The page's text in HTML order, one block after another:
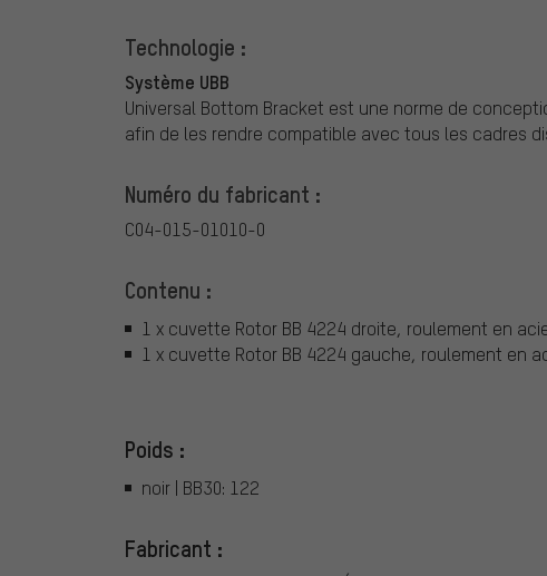
Technologie :
Système UBB
Universal Bottom Bracket est une norme de
afin de les rendre compatible avec tous les cadres
Numéro du fabricant :
C04-015-01010-0
Contenu :
1 x cuvette Rotor BB 4224 droite, roulement en
1 x cuvette Rotor BB 4224 gauche, roulement en
Poids :
noir | BB30: 122
Fabricant :